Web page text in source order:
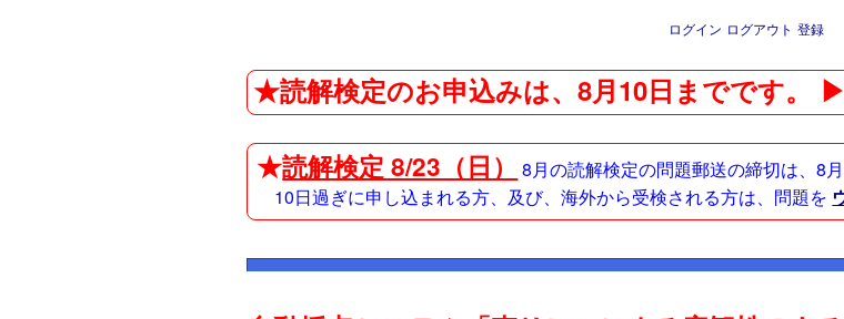
ログイン ログアウト 登録
★読解検定のお申込みは、8月10日までです。
★読解検定 8/23（日）
8月の読解検定の問題郵送の締切は、8月
10日過ぎに申し込まれる方、及び、海外から受検される方は、問題を